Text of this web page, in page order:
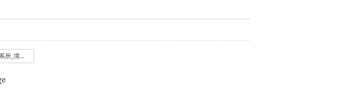
1132-各學制_系所_境內外在校生人數-研究生.pdf